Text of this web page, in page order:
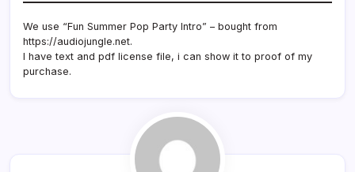
We use “Fun Summer Pop Party Intro” – bought from
https://audiojungle.net.
I have text and pdf license file, i can show it to proof of my
purchase.